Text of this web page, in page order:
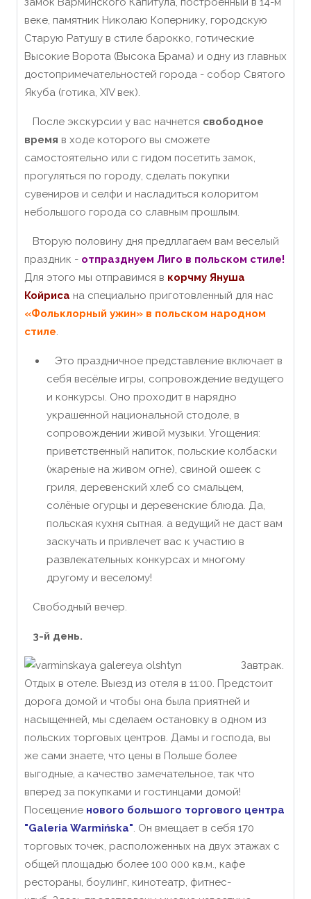
веке, памятник Николаю Копернику, городскую
Старую Ратушу в стиле барокко, готические
Высокие Ворота (Высока Брама) и одну из главных
достопримечательностей города - собор Святого
Якуба (готика, XIV век).
После экскурсии у вас начнется свободное
время в ходе которого вы сможете
самостоятельно или с гидом посетить замок,
прогуляться по городу, сделать покупки
сувениров и селфи и насладиться колоритом
небольшого города со славным прошлым.
Вторую половину дня предллагаем вам веселый
праздник - отпразднуем Лиго в польском стиле!
Для этого мы отправимся в корчму Януша
Койриса на специально приготовленный для нас
«Фольклорный ужин» в польском народном
стиле.
Это праздничное представление включает в
себя весёлые игры, сопровождение ведущего
и конкурсы. Оно проходит в нарядно
украшенной национальной стодоле, в
сопровождении живой музыки. Угощения:
приветственный напиток, польские колбаски
(жареные на живом огне), свиной ошеек с
гриля, деревенский хлеб со смальцем,
солёные огурцы и деревенские блюда. Да,
польская кухня сытная. а ведущий не даст вам
заскучать и привлечет вас к участию в
развлекательных конкурсах и многому
другому и веселому!
Свободный вечер.
3-й день.
Завтрак.
Отдых в отеле. Выезд из отеля в 11:00. Предстоит
дорога домой и чтобы она была приятней и
насыщенней, мы сделаем остановку в одном из
польских торговых центров. Дамы и господа, вы
же сами знаете, что цены в Польше более
выгодные, а качество замечательное, так что
вперед за покупками и гостинцами домой!
Посещение нового большого торгового центра
"Galeria Warmińska". Он вмещает в себя 170
торговых точек, расположенных на двух этажах с
общей площадью более 100 000 кв.м., кафе
рестораны, боулинг, кинотеатр, фитнес-